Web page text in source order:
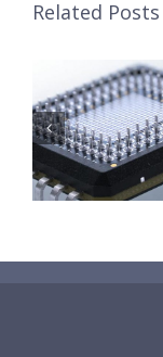
Related Posts
柔性
变色
声波
原